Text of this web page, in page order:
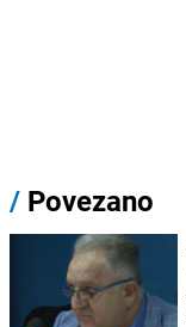
/ Povezano